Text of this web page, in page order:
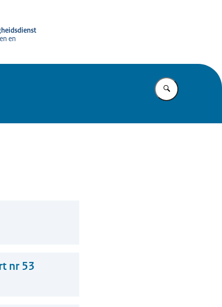
en
Vul in wat u
nr 53